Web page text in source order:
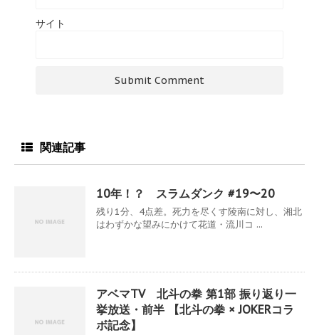
サイト
関連記事
10年！？ スラムダンク #19〜20
残り1分、4点差。死力を尽くす陵南に対し、湘北
はわずかな望みにかけて花道・流川コ ...
アベマTV 北斗の拳 第1部 振り返り一
挙放送・前半 【北斗の拳 × JOKERコラ
ボ記念】